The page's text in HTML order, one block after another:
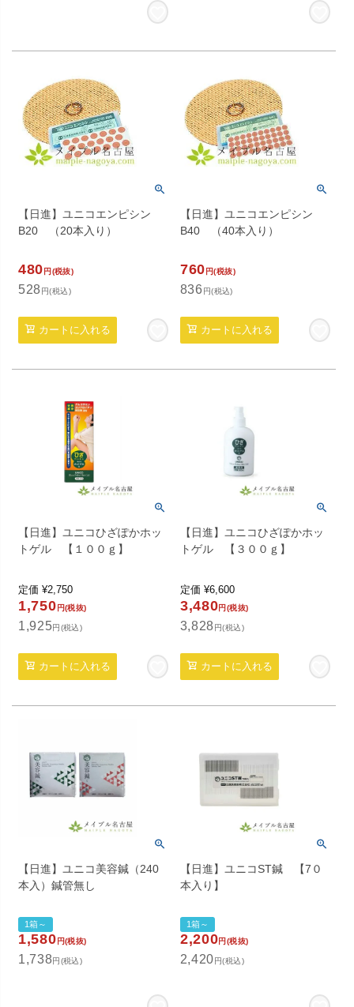
【日進】ユニコエンピシン
B20 （20本入り）
480 円(税抜)
528 円(税込)
カートに入れる
【日進】ユニコエンピシン
B40 （40本入り）
760 円(税抜)
836 円(税込)
カートに入れる
【日進】ユニコひざぽかホッ
トゲル 【１００ｇ】
定価 ¥2,750
1,750 円(税抜)
1,925円(税込)
カートに入れる
【日進】ユニコひざぽかホッ
トゲル 【３００ｇ】
定価 ¥6,600
3,480円(税抜)
3,828 円(税込)
カートに入れる
【日進】ユニコ美容鍼（240
本入）鍼管無し
1箱～
1,580 円(税抜)
1,738円(税込)
【日進】ユニコST鍼 【7０
本入り】
1箱～
2,200円(税抜)
2,420 円(税込)